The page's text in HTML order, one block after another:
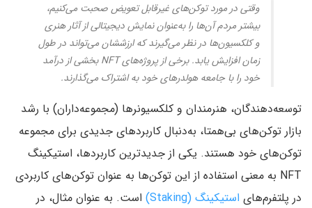
وقتی در مورد توکن‌های غیرقابل تعویض صحبت می‌کنیم،
بیشتر مردم آن‌ها را به‌عنوان نمایش دیجیتالی از آثار هنری
و کلکسیون‌ها در نظر می‌گیرند که ارزششان می‌تواند در طول
زمان افزایش یابد. برخی از پروژه‌های NFT بخشی از درآمد
خود را با جامعه هولدرهای خود به اشتراک می‌گذارند.
توسعه‌دهندگان، هنرمندان و کلکسیونرها (مجموعه‌داران) با رشد
بازار توکن‌های بی‌همتا، به‌دنبال کاربردهای جدیدی برای مجموعه
توکن‌های خود هستند. یکی از جدیدترین کاربردها، استیکینگ
NFT به معنی استفاده از این توکن‌ها به عنوان توکن‌های کاربردی
در پلتفرم‌های استیکینگ (Staking)
است. به عنوان مثال، در